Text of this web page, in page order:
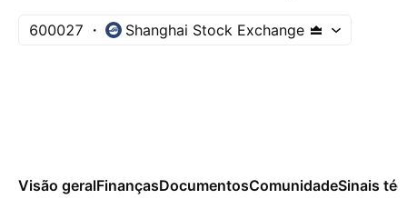
Class A
600027 Shanghai Stock Exchange
Visão geralFinançasDocumentosComunidadeSinais